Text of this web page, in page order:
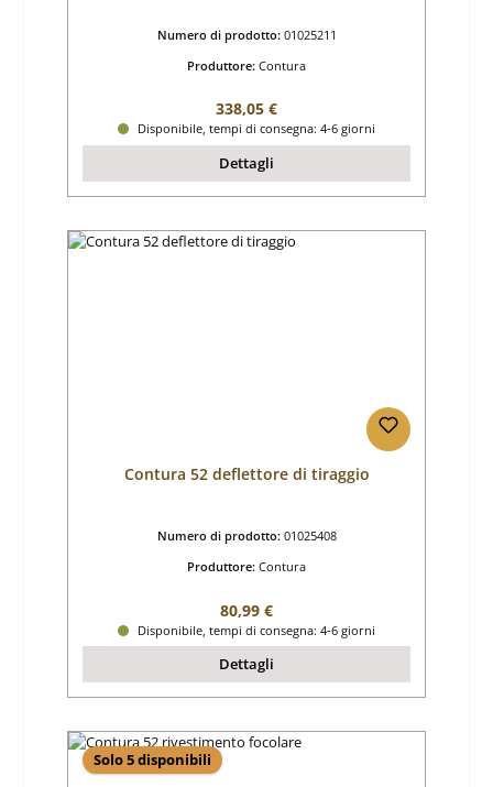
Numero di prodotto: 01025211
Produttore: Contura
Prezzo normale:
338,05 €
Disponibile, tempi di consegna: 4-6 giorni
Dettagli
Contura 52 deflettore di tiraggio
Numero di prodotto: 01025408
Produttore: Contura
Prezzo normale:
80,99 €
Disponibile, tempi di consegna: 4-6 giorni
Dettagli
Solo 5 disponibili